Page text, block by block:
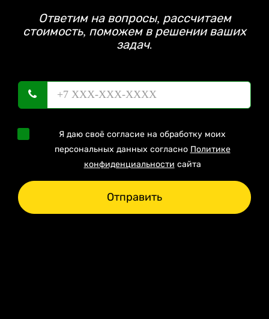
Ответим на вопросы, рассчитаем
стоимость, поможем в решении ваших
задач.
Я даю своё согласие на обработку моих
персональных данных согласно Политике
конфиденциальности сайта
Отправить